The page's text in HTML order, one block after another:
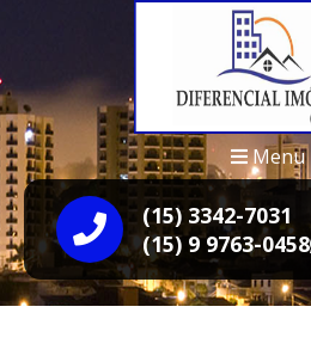
Menu
(15) 3342-7031
(15) 9 9763-0458